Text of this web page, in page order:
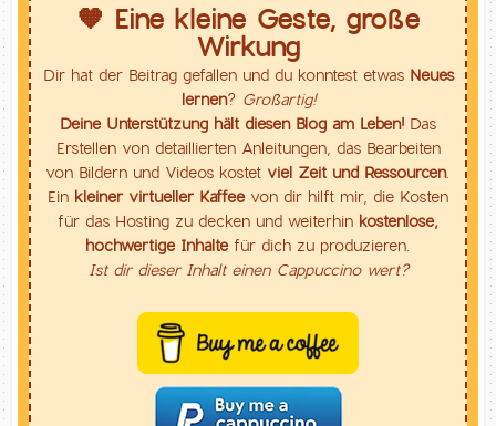
🧡 Eine kleine Geste, große
Wirkung
Dir hat der Beitrag gefallen und du konntest etwas Neues
lernen? Großartig!
Deine Unterstützung hält diesen Blog am Leben! Das
Erstellen von detaillierten Anleitungen, das Bearbeiten
von Bildern und Videos kostet viel Zeit und Ressourcen.
Ein kleiner virtueller Kaffeevon dir hilft mir, die Kosten
für das Hosting zu decken und weiterhin kostenlose,
hochwertige Inhaltefür dich zu produzieren.
Ist dir dieser Inhalt einen Cappuccino wert?